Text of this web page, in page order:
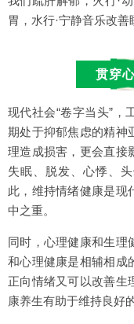
胃，水行·宁静音乐改善
贯穿
现代社会“卷字当头”，
期处于抑郁焦虑的精神
理造成损害，更会直接
失眠、脱发、心悸、
此，维持情绪健康是现
中之重。
同时，心理健康和生理
和心理健康是相辅相成
正向情绪又可以改善生
康养生有助于维持良好